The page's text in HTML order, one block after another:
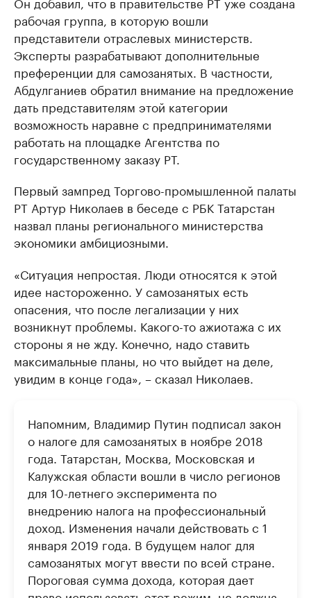
рабочая группа, в которую вошли
представители отраслевых министерств.
Эксперты разрабатывают дополнительные
преференции для самозанятых. В частности,
Абдулганиев обратил внимание на предложение
дать представителям этой категории
возможность наравне с предпринимателями
работать на площадке Агентства по
государственному заказу РТ.
Первый зампред Торгово-промышленной палаты
РТ Артур Николаев в беседе с РБК Татарстан
назвал планы регионального министерства
экономики амбициозными.
«Ситуация непростая. Люди относятся к этой
идее настороженно. У самозанятых есть
опасения, что после легализации у них
возникнут проблемы. Какого-то ажиотажа с их
стороны я не жду. Конечно, надо ставить
максимальные планы, но что выйдет на деле,
увидим в конце года», – сказал Николаев.
Напомним, Владимир Путин подписал закон
о налоге для самозанятых в ноябре 2018
года. Татарстан, Москва, Московская и
Калужская области вошли в число регионов
для 10-летнего эксперимента по
внедрению налога на профессиональный
доход. Изменения начали действовать с 1
января 2019 года. В будущем налог для
самозанятых могут ввести по всей стране.
Пороговая сумма дохода, которая дает